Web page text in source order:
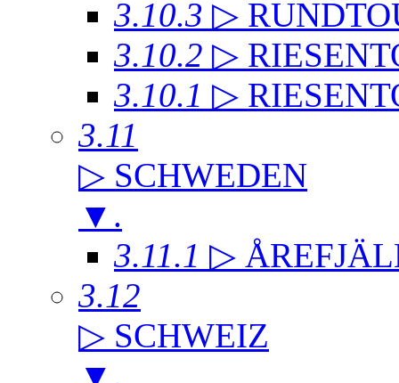
3.10.3 ▷
3.10.2 ▷
3.10.1 ▷
3.11
▷ SCHWEDEN
▼ .
3.11.1 ▷
3.12
▷ SCHWEIZ
▼ .